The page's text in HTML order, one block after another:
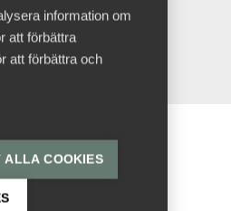
information om
att förbättra
att förbättra och
ALLA COOKIES